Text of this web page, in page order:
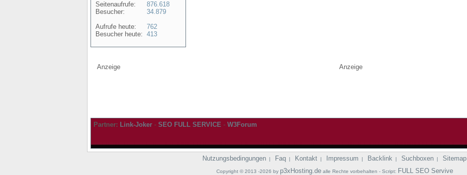
Seitenaufrufe:
Besucher:
Aufrufe heute:
Besucher heute:
876.618
34.879
762
413
Anzeige Anzeige
Partner: Link-Joker - SEO FULL SERVICE - W3Forum
Nutzungsbedingungen | Faq | Kontakt | Impressum | Backlink | Suchboxen | Sitemap
Copyright © 2013 -2026 by p3xHosting.dealle Rechte vorbehalten - Script: FULL SEO Servive